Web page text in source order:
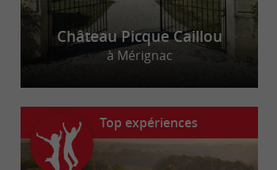
de leur produit. Les raisins issus
qui
moment de l’année.
Château Picque Caillou
à Mérignac
Top expériences